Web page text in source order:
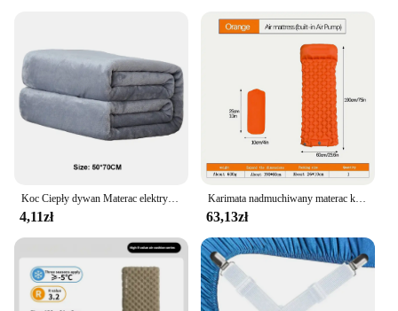
Koc Ciepły dywan Materac elektryczny Biuro domowe Ocieplacz na kolana Wielofunkcyjny koc 50 * 70 CM
4,11zł
Karimata nadmuchiwany materac kempingowego na zewnątrz z poduszkami ultralekka mata powietrzna zbudowana w pompka inflatora wędrówkach
63,13zł